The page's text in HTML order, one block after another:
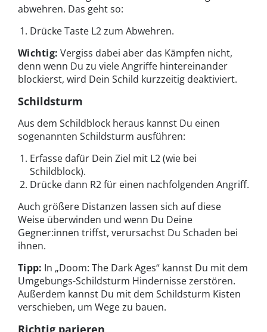
abwehren. Das geht so:
Drücke Taste L2 zum Abwehren.
Wichtig: Vergiss dabei aber das Kämpfen nicht,
denn wenn Du zu viele Angriffe hintereinander
blockierst, wird Dein Schild kurzzeitig deaktiviert.
Schildsturm
Aus dem Schildblock heraus kannst Du einen
sogenannten Schildsturm ausführen:
Erfasse dafür Dein Ziel mit L2 (wie bei
Schildblock).
Drücke dann R2 für einen nachfolgenden Angriff.
Auch größere Distanzen lassen sich auf diese
Weise überwinden und wenn Du Deine
Gegner:innen triffst, verursachst Du Schaden bei
ihnen.
Tipp: In „Doom: The Dark Ages“ kannst Du mit dem
Umgebungs-Schildsturm Hindernisse zerstören.
Außerdem kannst Du mit dem Schildsturm Kisten
verschieben, um Wege zu bauen.
Richtig parieren